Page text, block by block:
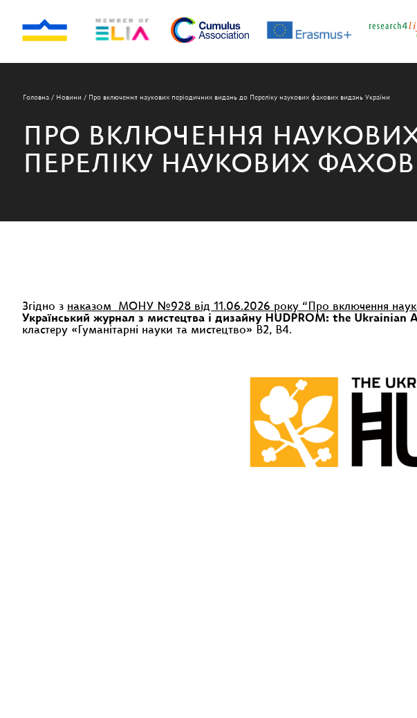
Головна / Новини / Про включення наукових періодичних видань до Переліку наукових фахових видань України
ПРО ВКЛЮЧЕННЯ
ПЕРЕЛІКУ НАУКОВИХ
Згідно з наказом МОНУ №928 від 11.06.2026 року “Про включення
Український журнал з мистецтва і дизайну HUDPROM: the Ukrainian
кластеру «Гуманітарні науки та мистецтво» В2, В4.